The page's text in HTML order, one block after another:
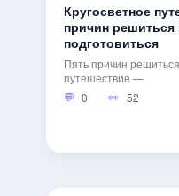
Кругосветное
причин решиться
подготовиться
Пять причин
путешествие —
0
52